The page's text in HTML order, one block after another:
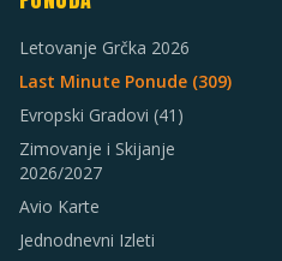
Letovanje Grčka 2026
Last Minute Ponude (309)
Evropski Gradovi (41)
Zimovanje i Skijanje
2026/2027
Avio Karte
Jednodnevni Izleti